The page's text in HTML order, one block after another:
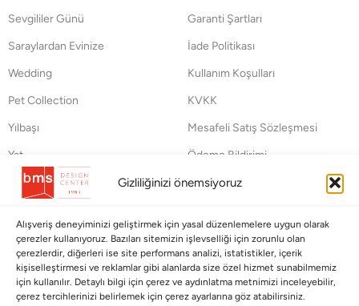
Gizliliğinizi önemsiyoruz
Alışveriş deneyiminizi geliştirmek için yasal düzenlemelere uygun olarak
çerezler kullanıyoruz. Bazıları sitemizin işlevselliği için zorunlu olan
çerezlerdir, diğerleri ise site performans analizi, istatistikler, içerik
kişiselleştirmesi ve reklamlar gibi alanlarda size özel hizmet sunabilmemiz
için kullanılır. Detaylı bilgi için çerez ve aydınlatma metnimizi inceleyebilir,
çerez tercihlerinizi belirlemek için çerez ayarlarına göz atabilirsiniz.
Sevgililer Günü
Saraylardan Evinize
Wedding
Pet Collection
Yılbaşı
Yat
Garanti Şartları
İade Politikası
Kullanım Koşulları
KVKK
Mesafeli Satış Sözleşmesi
Ödeme Bildirimi
Hata Bildirim Formu
BÜLTENİMİZE ABONE OLUN
Kayıt olun ve fırsatlardan ilk siz yararlanın!
Bültenimize Abone Olun